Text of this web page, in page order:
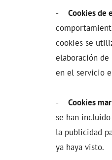
- Cookies de
cookies se
elaboración
en el servicio
- Cookies
se han
la publicidad
ya haya visto.